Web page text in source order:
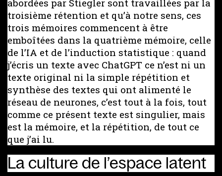
abordées par Stiegler sont travaillées par la
troisième rétention et qu’à notre sens, ces
trois mémoires commencent à être
emboîtées dans la quatrième mémoire, celle
de l’IA et de l’induction statistique : quand
j’écris un texte avec ChatGPT ce n’est ni un
texte original ni la simple répétition et
synthèse des textes qui ont alimenté le
réseau de neurones, c’est tout à la fois, tout
comme ce présent texte est singulier, mais
est la mémoire, et la répétition, de tout ce
que j’ai lu.
La culture de l’espace latent